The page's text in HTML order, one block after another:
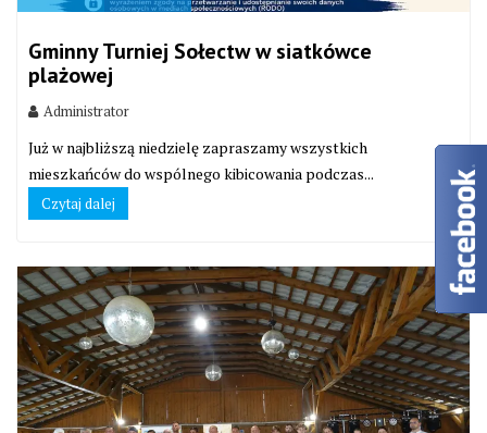
Gminny Turniej Sołectw w siatkówce
plażowej
Administrator
Już w najbliższą niedzielę zapraszamy wszystkich
mieszkańców do wspólnego kibicowania podczas...
Czytaj dalej